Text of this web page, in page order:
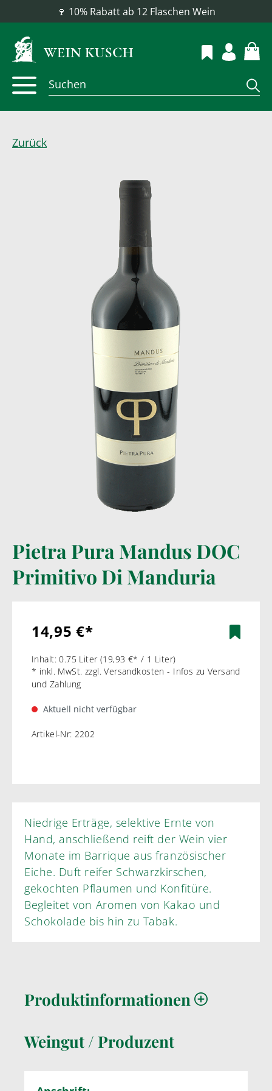
📦 Versandkostenfrei ab 100 €
Zurück
Pietra Pura Mandus DOC
Primitivo Di Manduria
14,95 €*
Inhalt:0.75 Liter (19,93 €* / 1 Liter)
* inkl. MwSt. zzgl. Versandkosten - Infos zu Versand
und Zahlung
Aktuell nicht verfügbar
Artikel-Nr: 2202
Niedrige Erträge, selektive Ernte von
Hand, anschließend reift der Wein vier
Monate im Barrique aus französischer
Eiche. Duft reifer Schwarzkirschen,
gekochten Pflaumen und Konfitüre.
Begleitet von Aromen von Kakao und
Schokolade bis hin zu Tabak.
Produktinformationen
Weingut / Produzent